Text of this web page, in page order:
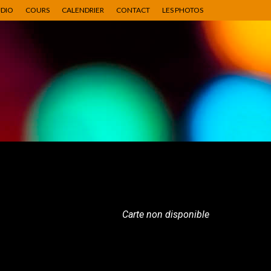
COURS CALENDRIER CONTACT LES PHOTOS
Carte non disponible